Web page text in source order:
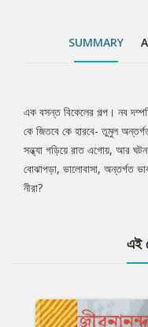
SUMMARY
Tab
Article
এক বসন্ত বিকেলের গল্প। নব
কে জিতবে কে হারবে- তুমুল
সন্ধ্যা গড়িয়ে রাত এগোয়, আর
বোঝাপড়া, ভালোবাসা, অন্তর্গত
নীরা?
এই